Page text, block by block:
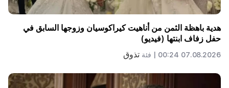
هدية باهظة الثمن من أناهيت كيراكوسيان وزوجها السابق في
حفل زفاف ابنتها (فيديو)
07.08.2026 00:24 | فئة تذوق